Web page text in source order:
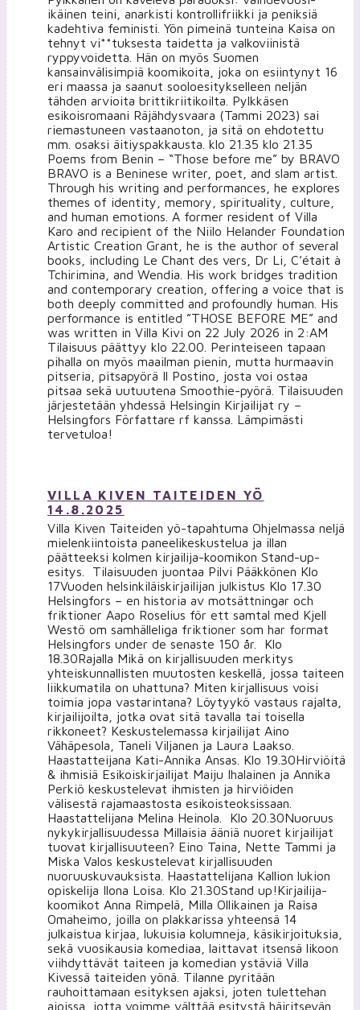
ikäinen teini, anarkisti kontrollifriikki ja peniksiä
kadehtiva feministi. Yön pimeinä tunteina Kaisa on
tehnyt vi**tuksesta taidetta ja valkoviinistä
ryppyvoidetta. Hän on myös Suomen
kansainvälisimpiä koomikoita, joka on esiintynyt 16
eri maassa ja saanut sooloesitykselleen neljän
tähden arvioita brittikriitikoilta. Pylkkäsen
esikoisromaani Räjähdysvaara (Tammi 2023) sai
riemastuneen vastaanoton, ja sitä on ehdotettu
mm. osaksi äitiyspakkausta. klo 21.35 klo 21.35
Poems from Benin – “Those before me” by BRAVO
BRAVO is a Beninese writer, poet, and slam artist.
Through his writing and performances, he explores
themes of identity, memory, spirituality, culture,
and human emotions. A former resident of Villa
Karo and recipient of the Niilo Helander Foundation
Artistic Creation Grant, he is the author of several
books, including Le Chant des vers, Dr Li, C’était à
Tchirimina, and Wendia. His work bridges tradition
and contemporary creation, offering a voice that is
both deeply committed and profoundly human. His
performance is entitled ”THOSE BEFORE ME” and
was written in Villa Kivi on 22 July 2026 in 2:AM
Tilaisuus päättyy klo 22.00. Perinteiseen tapaan
pihalla on myös maailman pienin, mutta hurmaavin
pitseria, pitsapyörä Il Postino, josta voi ostaa
pitsaa sekä uutuutena Smoothie-pyörä. Tilaisuuden
järjestetään yhdessä Helsingin Kirjailijat ry –
Helsingfors Författare rf kanssa. Lämpimästi
tervetuloa!
VILLA KIVEN TAITEIDEN YÖ
14.8.2025
Villa Kiven Taiteiden yö-tapahtuma Ohjelmassa neljä
mielenkiintoista paneelikeskustelua ja illan
päätteeksi kolmen kirjailija-koomikon Stand-up-
esitys. Tilaisuuden juontaa Pilvi Pääkkönen Klo
17Vuoden helsinkiläiskirjailijan julkistus Klo 17.30
Helsingfors – en historia av motsättningar och
friktioner Aapo Roselius för ett samtal med Kjell
Westö om samhälleliga friktioner som har format
Helsingfors under de senaste 150 år. Klo
18.30Rajalla Mikä on kirjallisuuden merkitys
yhteiskunnallisten muutosten keskellä, jossa taiteen
liikkumatila on uhattuna? Miten kirjallisuus voisi
toimia jopa vastarintana? Löytyykö vastaus rajalta,
kirjailijoilta, jotka ovat sitä tavalla tai toisella
rikkoneet? Keskustelemassa kirjailijat Aino
Vähäpesola, Taneli Viljanen ja Laura Laakso.
Haastatteijana Kati-Annika Ansas. Klo 19.30Hirviöitä
& ihmisiä Esikoiskirjailijat Maiju Ihalainen ja Annika
Perkiö keskustelevat ihmisten ja hirviöiden
välisestä rajamaastosta esikoisteoksissaan.
Haastattelijana Melina Heinola. Klo 20.30Nuoruus
nykykirjallisuudessa Millaisia ääniä nuoret kirjailijat
tuovat kirjallisuuteen? Eino Taina, Nette Tammi ja
Miska Valos keskustelevat kirjallisuuden
nuoruuskuvauksista. Haastattelijana Kallion lukion
opiskelija Ilona Loisa. Klo 21.30Stand up!Kirjailija-
koomikot Anna Rimpelä, Milla Ollikainen ja Raisa
Omaheimo, joilla on plakkarissa yhteensä 14
julkaistua kirjaa, lukuisia kolumneja, käsikirjoituksia,
sekä vuosikausia komediaa, laittavat itsensä likoon
viihdyttävät taiteen ja komedian ystäviä Villa
Kivessä taiteiden yönä. Tilanne pyritään
rauhoittamaan esityksen ajaksi, joten tulettehan
ajoissa, jotta voimme välttää esitystä häiritsevän